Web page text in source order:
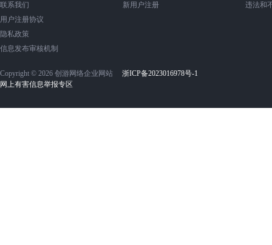
联系我们
用户注册协议
隐私政策
信息发布审核机制
新用户注册
违法和
Copyright © 2026 创游网络企业网站
浙ICP备2023016978号-1
网上有害信息举报专区